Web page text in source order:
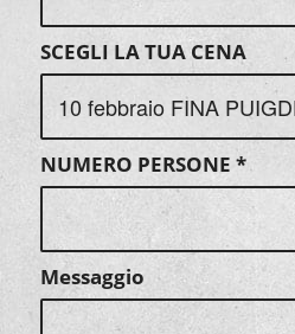
SCEGLI LA TUA CENA
NUMERO PERSONE *
Messaggio